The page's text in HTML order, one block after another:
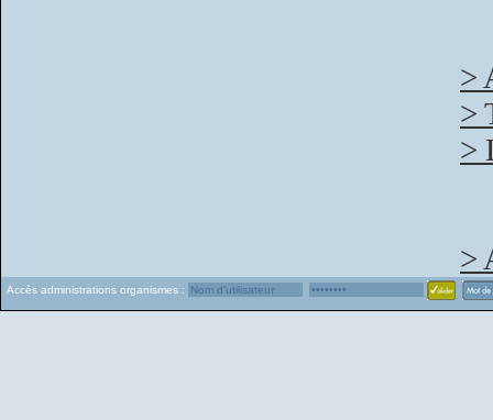
>
>
>
>
Accès administrations organismes :